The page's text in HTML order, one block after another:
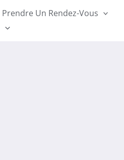
Prendre Un Rendez-Vous